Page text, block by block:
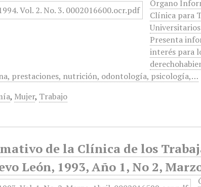
Órgano
Clínica para
Presenta
interés para
prestaciones, nutrición, odontología, psicología,…
, Mujer, Trabajo
de la Clínica de los
León, 1993, Año 1, No 2,